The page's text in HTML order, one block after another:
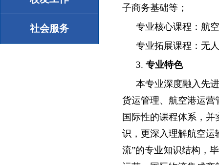
社会服务
子商务基础等；
专业核心课程：航
专业拓展课程：无
3. 专业特色
本专业深度融入先
货运管理、航空港运营
国际性的课程体系，
识，更深入理解航空运
流”的专业知识结构，